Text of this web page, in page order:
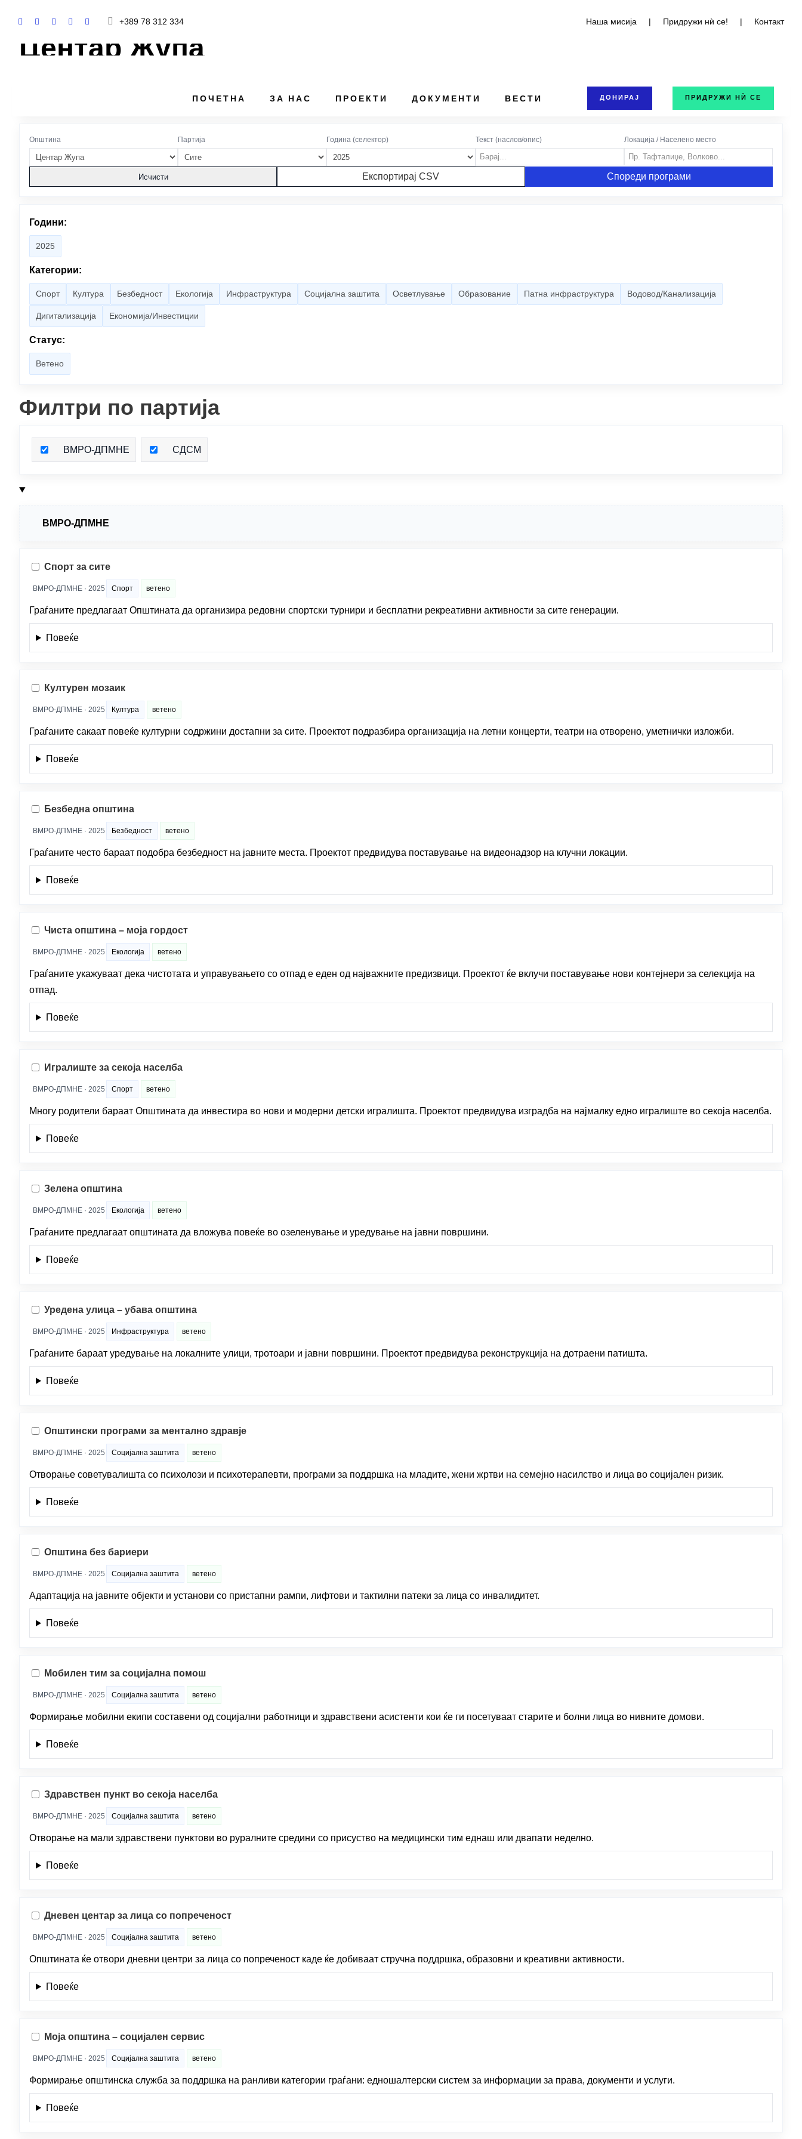
+389 78 312 334 Наша мисија | Придружи нѝ се! | Контакт
ПОЧЕТНА ЗА НАС ПРОЕКТИ ДОКУМЕНТИ ВЕСТИ ДОНИРАЈ ПРИДРУЖИ НЍ СЕ
Центар Жупа
Преглед на ветувањата за Центар Жупа. Опфатени партии: 2 · Вкупно ветувања: 101
Општина Партија Година (селектор) Текст (наслов/опис) Локација / Населено место
Исчисти Експортирај CSV Спореди програми
Години:
2025
Категории:
Спорт Култура Безбедност Екологија Инфраструктура Социјална заштита Осветлување Образование Патна инфраструктура Водовод/Канализација
Дигитализација Економија/Инвестиции
Статус:
Ветено
Филтри по партија
ВМРО-ДПМНЕ СДСМ
ВМРО-ДПМНЕ
Спорт за сите
ВМРО-ДПМНЕ · 2025 Спорт ветено
Граѓаните предлагаат Општината да организира редовни спортски турнири и бесплатни рекреативни активности за сите генерации.
Повеќе
Културен мозаик
ВМРО-ДПМНЕ · 2025 Култура ветено
Граѓаните сакаат повеќе културни содржини достапни за сите. Проектот подразбира организација на летни концерти, театри на отворено, уметнички изложби.
Повеќе
Безбедна општина
ВМРО-ДПМНЕ · 2025 Безбедност ветено
Граѓаните често бараат подобра безбедност на јавните места. Проектот предвидува поставување на видеонадзор на клучни локации.
Повеќе
Чиста општина – моја гордост
ВМРО-ДПМНЕ · 2025 Екологија ветено
Граѓаните укажуваат дека чистотата и управувањето со отпад е еден од најважните предизвици. Проектот ќе вклучи поставување нови контејнери за селекција на
отпад.
Повеќе
Игралиште за секоја населба
ВМРО-ДПМНЕ · 2025 Спорт ветено
Многу родители бараат Општината да инвестира во нови и модерни детски игралишта. Проектот предвидува изградба на најмалку едно игралиште во секоја населба.
Повеќе
Зелена општина
ВМРО-ДПМНЕ · 2025 Екологија ветено
Граѓаните предлагаат општината да вложува повеќе во озеленување и уредување на јавни површини.
Повеќе
Уредена улица – убава општина
ВМРО-ДПМНЕ · 2025 Инфраструктура ветено
Граѓаните бараат уредување на локалните улици, тротоари и јавни површини. Проектот предвидува реконструкција на дотраени патишта.
Повеќе
Општински програми за ментално здравје
ВМРО-ДПМНЕ · 2025 Социјална заштита ветено
Отворање советувалишта со психолози и психотерапевти, програми за поддршка на младите, жени жртви на семејно насилство и лица во социјален ризик.
Повеќе
Општина без бариери
ВМРО-ДПМНЕ · 2025 Социјална заштита ветено
Адаптација на јавните објекти и установи со пристапни рампи, лифтови и тактилни патеки за лица со инвалидитет.
Повеќе
Мобилен тим за социјална помош
ВМРО-ДПМНЕ · 2025 Социјална заштита ветено
Формирање мобилни екипи составени од социјални работници и здравствени асистенти кои ќе ги посетуваат старите и болни лица во нивните домови.
Повеќе
Здравствен пункт во секоја населба
ВМРО-ДПМНЕ · 2025 Социјална заштита ветено
Отворање на мали здравствени пунктови во руралните средини со присуство на медицински тим еднаш или двапати неделно.
Повеќе
Дневен центар за лица со попреченост
ВМРО-ДПМНЕ · 2025 Социјална заштита ветено
Општината ќе отвори дневни центри за лица со попреченост каде ќе добиваат стручна поддршка, образовни и креативни активности.
Повеќе
Моја општина – социјален сервис
ВМРО-ДПМНЕ · 2025 Социјална заштита ветено
Формирање општинска служба за поддршка на ранливи категории граѓани: едношалтерски систем за информации за права, документи и услуги.
Повеќе